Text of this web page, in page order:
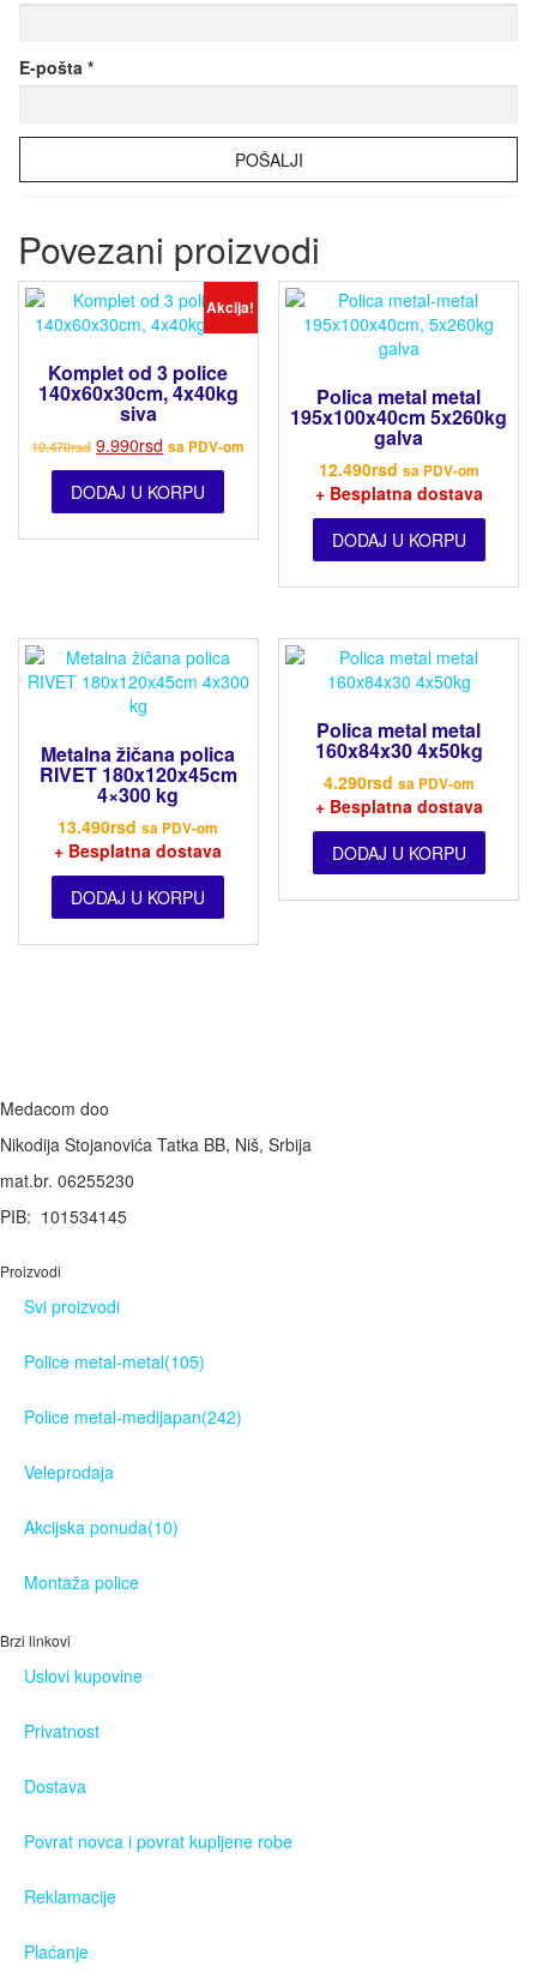
E-pošta *
Povezani proizvodi
Akcija!
Komplet od 3 police
140x60x30cm, 4x40kg
siva
10.470rsd 9.990rsd sa PDV-om
DODAJ U KORPU
Polica metal metal
195x100x40cm 5x260kg
galva
12.490rsd sa PDV-om
+ Besplatna dostava
DODAJ U KORPU
Metalna žičana polica
RIVET 180x120x45cm
4×300 kg
13.490rsd sa PDV-om
+ Besplatna dostava
DODAJ U KORPU
Polica metal metal
160x84x30 4x50kg
4.290rsd sa PDV-om
+ Besplatna dostava
DODAJ U KORPU
Medacom doo
Nikodija Stojanovića Tatka BB, Niš, Srbija
mat.br. 06255230
PIB: 101534145
Proizvodi
Svi proizvodi
Police metal-metal(105)
Police metal-medijapan(242)
Veleprodaja
Akcijska ponuda(10)
Montaža police
Brzi linkovi
Uslovi kupovine
Privatnost
Dostava
Povrat novca i povrat kupljene robe
Reklamacije
Plaćanje